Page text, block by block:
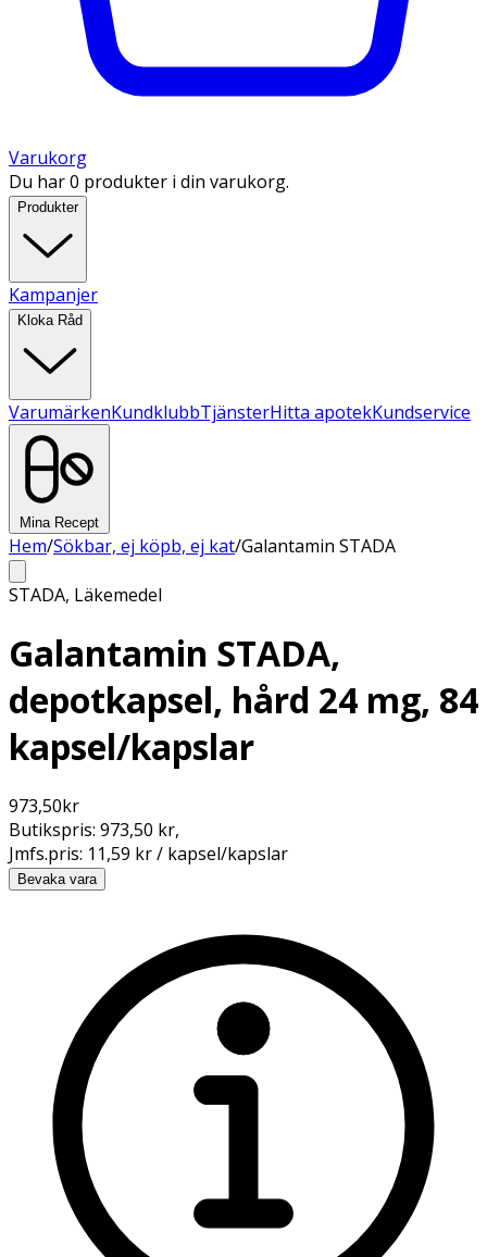
Varukorg
Du har 0 produkter i din varukorg.
Produkter
Kampanjer
Kloka Råd
VarumärkenKundklubbTjänsterHitta apotekKundservice
Mina Recept
Hem/Sökbar, ej köpb, ej kat/Galantamin STADA
STADA, Läkemedel
Galantamin STADA,
depotkapsel, hård 24 mg, 84
kapsel/kapslar
973,50kr
Butikspris: 973,50 kr,
Jmfs.pris: 11,59 kr / kapsel/kapslar
Bevaka vara